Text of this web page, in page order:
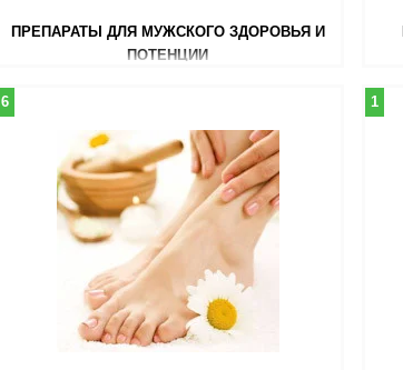
ПРЕПАРАТЫ ДЛЯ МУЖСКОГО ЗДОРОВЬЯ И
ПОТЕНЦИИ
6 1